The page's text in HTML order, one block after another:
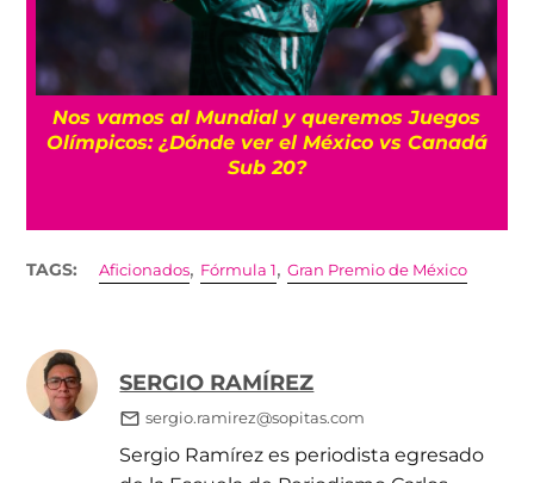
Nos vamos al Mundial y queremos Juegos
Olímpicos: ¿Dónde ver el México vs Canadá
Sub 20?
TAGS: Aficionados, Fórmula 1,Gran Premio de México
SERGIO RAMÍREZ
sergio.ramirez@sopitas.com
Sergio Ramírez es periodista egresado